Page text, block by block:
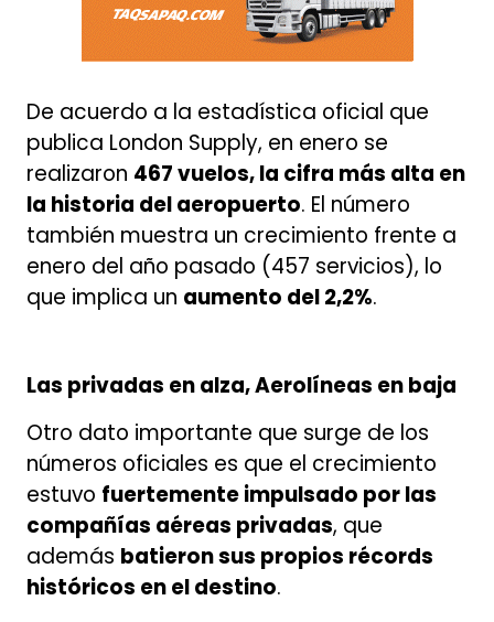
De acuerdo a la estadística oficial que
publica London Supply, en enero se
realizaron 467 vuelos, la cifra más alta en
la historia del aeropuerto. El número
también muestra un crecimiento frente a
enero del año pasado (457 servicios), lo
que implica un aumento del 2,2%.
Las privadas en alza, Aerolíneas en baja
Otro dato importante que surge de los
números oficiales es que el crecimiento
estuvo fuertemente impulsado por las
compañías aéreas privadas, que
además batieron sus propios récords
históricos en el destino.